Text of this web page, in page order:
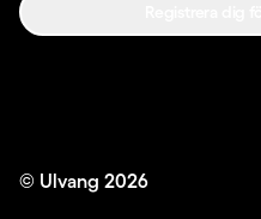
© Ulvang 2026